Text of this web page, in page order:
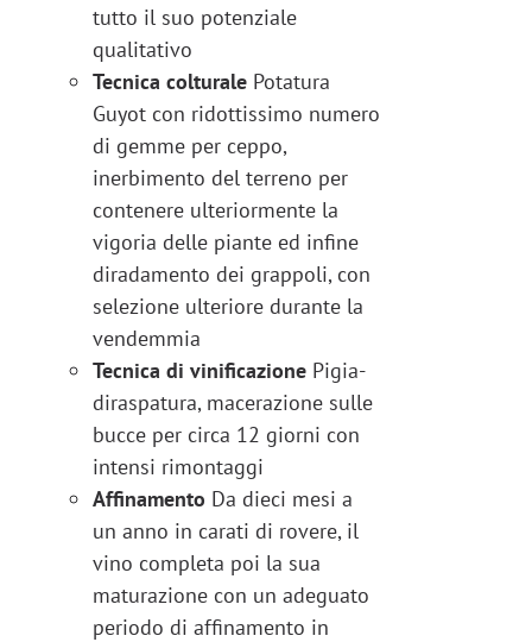
tutto il suo potenziale
qualitativo
Tecnica colturalePotatura
Guyot con ridottissimo numero
di gemme per ceppo,
inerbimento del terreno per
contenere ulteriormente la
vigoria delle piante ed infine
diradamento dei grappoli, con
selezione ulteriore durante la
vendemmia
Tecnica di vinificazionePigia-
diraspatura, macerazione sulle
bucce per circa 12 giorni con
intensi rimontaggi
Affinamento Da dieci mesi a
un anno in carati di rovere, il
vino completa poi la sua
maturazione con un adeguato
periodo di affinamento in